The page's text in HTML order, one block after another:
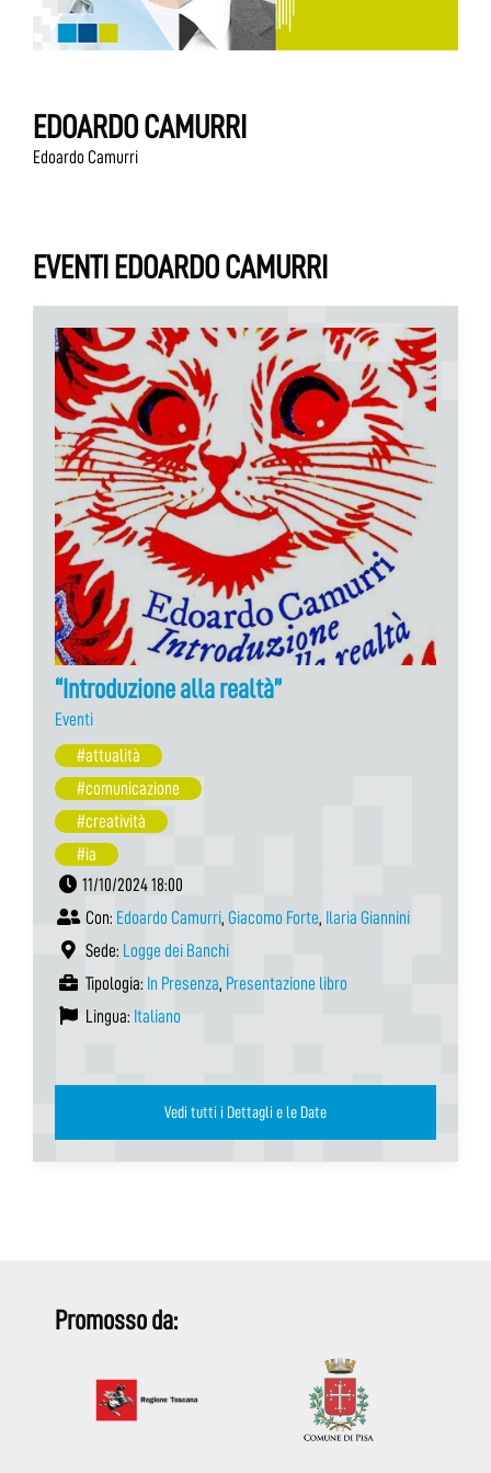
EDOARDO CAMURRI
Edoardo Camurri
EVENTI EDOARDO CAMURRI
“Introduzione alla realtà”
Eventi
#attualità
#comunicazione
#creatività
#ia
11/10/2024 18:00
Con: Edoardo Camurri, Giacomo Forte, Ilaria Giannini
Sede: Logge dei Banchi
Tipologia: In Presenza, Presentazione libro
Lingua: Italiano
Vedi tutti i Dettagli e le Date
Promosso da: